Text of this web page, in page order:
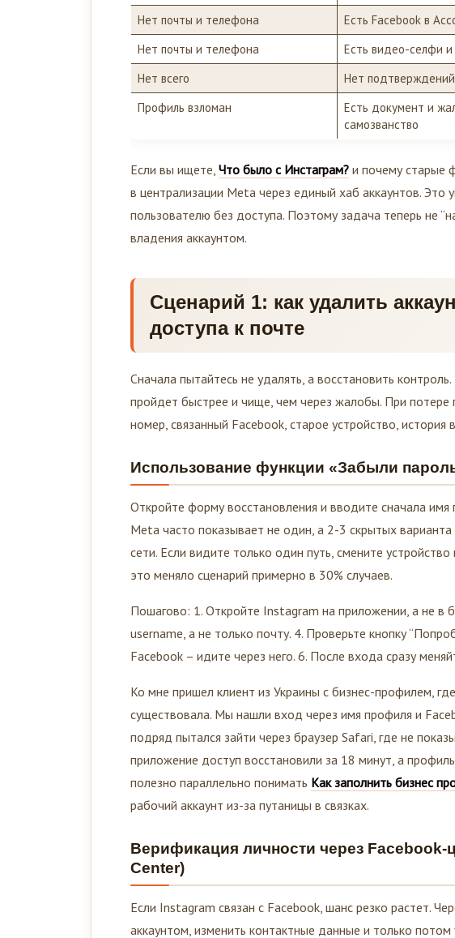
Нет почты и телефона
Есть Facebook в
Нет почты и телефона
Есть видео-селфи
Нет всего
Нет
Профиль взломан
Есть документ и
самозванство
Если вы ищете, Что было с Инстаграм? и почему старые
в централизации Meta через единый хаб аккаунтов. Это
пользователю без доступа. Поэтому задача теперь не
владения аккаунтом.
Сценарий 1: как удалить
доступа к почте
Сначала пытайтесь не удалять, а восстановить
пройдет быстрее и чище, чем через жалобы. При
номер, связанный Facebook, старое устройство,
Использование функции «Забыли
Откройте форму восстановления и вводите сначала
Meta часто показывает не один, а 2-3 скрытых
сети. Если видите только один путь, смените
это меняло сценарий примерно в 30% случаев.
Пошагово: 1. Откройте Instagram на приложении, а не в
username, а не только почту. 4. Проверьте кнопку
Facebook – идите через него. 6. После входа сразу
Ко мне пришел клиент из Украины с бизнес-профилем,
существовала. Мы нашли вход через имя профиля и
подряд пытался зайти через браузер Safari, где не
приложение доступ восстановили за 18 минут, а
полезно параллельно понимать Как заполнить бизнес
рабочий аккаунт из-за путаницы в связках.
Верификация личности через Facebook-
Center)
Если Instagram связан с Facebook, шанс резко растет.
аккаунтом, изменить контактные данные и только